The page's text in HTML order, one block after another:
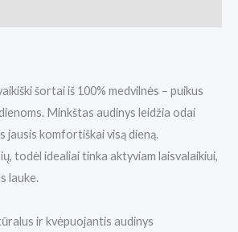
šortai iš 100% medvilnės – puikus
Minkštas audinys leidžia odai
jausis komfortiškai visą dieną.
todėl idealiai tinka aktyviam laisvalaikiui,
lauke.
ir kvėpuojantis audinys